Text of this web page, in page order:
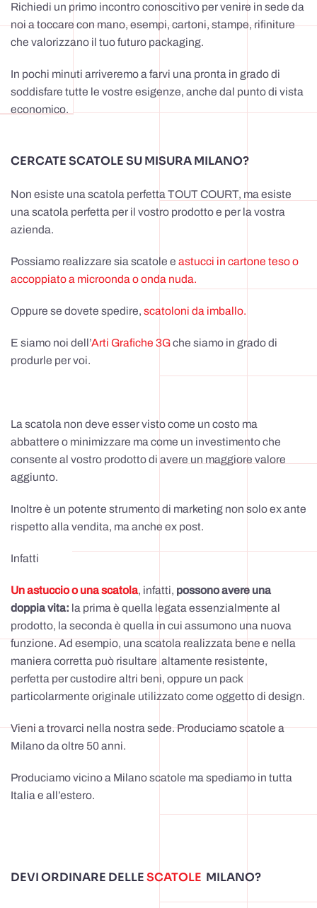
Richiedi un primo incontro conoscitivo per venire in sede da
noi a toccare con mano, esempi, cartoni, stampe, rifiniture
che valorizzano il tuo futuro packaging.
In pochi minuti arriveremo a farvi una pronta in grado di
soddisfare tutte le vostre esigenze, anche dal punto di vista
economico.
CERCATE SCATOLE SU MISURA MILANO?
Non esiste una scatola perfetta TOUT COURT, ma esiste
una scatola perfetta per il vostro prodotto e per la vostra
azienda.
Possiamo realizzare sia scatole e astucci in cartone teso o
accoppiato a microonda o onda nuda.
Oppure se dovete spedire, scatoloni da imballo.
E siamo noi dell’Arti Grafiche 3Gche siamo in grado di
produrle per voi.
La scatola non deve esser visto come un costo ma
abbattere o minimizzare ma come un investimento che
consente al vostro prodotto di avere un maggiore valore
aggiunto.
Inoltre è un potente strumento di marketing non solo ex ante
rispetto alla vendita, ma anche ex post.
Infatti
Un astuccio o una scatola, infatti, possono avere una
doppia vita: la prima è quella legata essenzialmente al
prodotto, la seconda è quella in cui assumono una nuova
funzione. Ad esempio, una scatola realizzata bene e nella
maniera corretta può risultare altamente resistente,
perfetta per custodire altri beni, oppure un pack
particolarmente originale utilizzato come oggetto di design.
Vieni a trovarci nella nostra sede. Produciamo scatole a
Milano da oltre 50 anni.
Produciamo vicino a Milano scatole ma spediamo in tutta
Italia e all’estero.
DEVI ORDINARE DELLESCATOLE MILANO?